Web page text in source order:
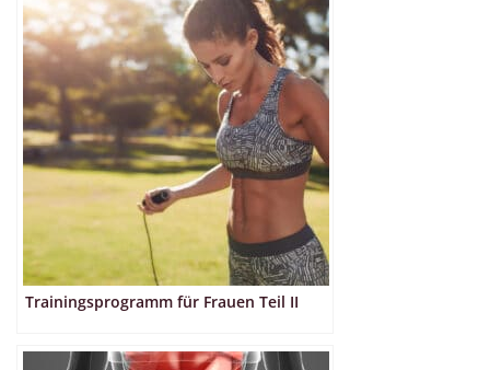
Trainingsprogramm für Frauen Teil II